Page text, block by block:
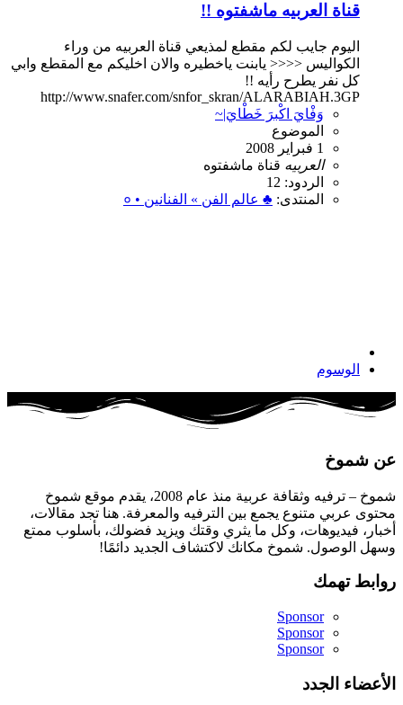
قناة العربيه ماشفتوه !!
اليوم جايب لكم مقطع لمذيعي قناة العربيه من وراء
الكواليس <<<< يابنت ياخطيره والان اخليكم مع المقطع وابي
كل نفر يطرح رأيه !!
http://www.snafer.com/snfor_skran/ALARABIAH.3GP
وَفْايَ اكْبرَ خَطْايَ|~
الموضوع
1 فبراير 2008
العربيه قناة ماشفتوه
الردود: 12
المنتدى: ♣ عالم الفن » الفنانين • ०
الوسوم
عن شموخ
شموخ – ترفيه وثقافة عربية منذ عام 2008، يقدم موقع شموخ
محتوى عربي متنوع يجمع بين الترفيه والمعرفة. هنا تجد مقالات،
أخبار، فيديوهات، وكل ما يثري وقتك ويزيد فضولك، بأسلوب ممتع
وسهل الوصول. شموخ مكانك لاكتشاف الجديد دائمًا!
روابط تهمك
Sponsor
Sponsor
Sponsor
الأعضاء الجدد